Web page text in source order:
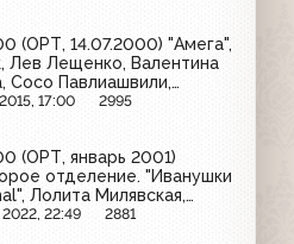
(ОРТ, 14.07.2000) "Амега",
Лев Лещенко, Валентина
Сосо Павлиашвили,
Апина, Надежда
17:00 2995
(ОРТ, январь 2001)
отделение. "Иванушки
Лолита Милявская,
Ирина Аллегрова
22:49 2881